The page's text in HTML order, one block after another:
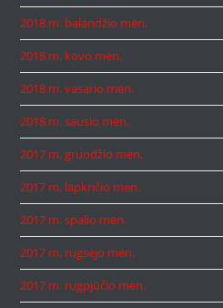
2018 m. balandžio mėn.
2018 m. kovo mėn.
2018 m. vasario mėn.
2018 m. sausio mėn.
2017 m. gruodžio mėn.
2017 m. lapkričio mėn.
2017 m. spalio mėn.
2017 m. rugsėjo mėn.
2017 m. rugpjūčio mėn.